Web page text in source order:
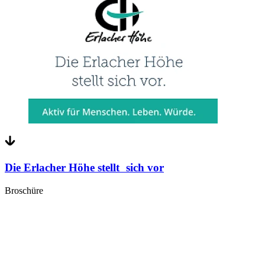
Die Erlacher Höhe stellt sich vor
Broschüre